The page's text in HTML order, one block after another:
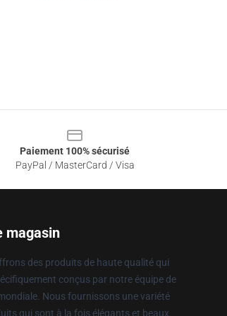
Paiement 100% sécurisé
PayPal / MasterCard / Visa
magasin
des produits de haute qualité qui
conçus par notre équipe de
Nous fournissons une variété
qui sont à la fois élégants et beaux.